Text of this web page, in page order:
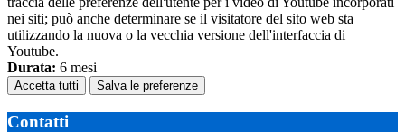
nei siti; può anche determinare se il visitatore del sito web sta
utilizzando la nuova o la vecchia versione dell'interfaccia di
Youtube.
Durata: 6 mesi
Accetta tutti Salva le preferenze
Contatti